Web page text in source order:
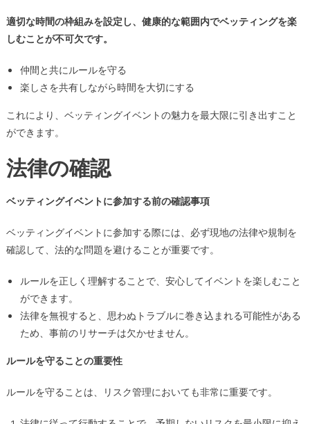
適切な時間の枠組みを設定し、健康的な範囲内でベッティングを楽
しむことが不可欠です。
仲間と共にルールを守る
楽しさを共有しながら時間を大切にする
これにより、ベッティングイベントの魅力を最大限に引き出すこと
ができます。
法律の確認
ベッティングイベントに参加する前の確認事項
ベッティングイベントに参加する際には、必ず現地の法律や規制を
確認して、法的な問題を避けることが重要です。
ルールを正しく理解することで、安心してイベントを楽しむこと
ができます。
法律を無視すると、思わぬトラブルに巻き込まれる可能性がある
ため、事前のリサーチは欠かせません。
ルールを守ることの重要性
ルールを守ることは、リスク管理においても非常に重要です。